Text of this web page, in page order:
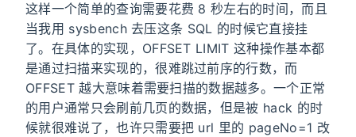
这样一个简单的查询需要花费 8 秒左右的时间，而且
当我用 sysbench 去压这条 SQL 的时候它直接挂
了。在具体的实现，OFFSET LIMIT 这种操作基本都
是通过扫描来实现的，很难跳过前序的行数，而
OFFSET 越大意味着需要扫描的数据越多。一个正常
的用户通常只会刷前几页的数据，但是被 hack 的时
候就很难说了，也许只需要把 url 里的 pageNo=1 改